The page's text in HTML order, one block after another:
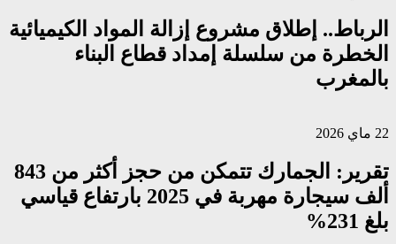
الرباط.. إطلاق مشروع إزالة المواد الكيميائية
الخطرة من سلسلة إمداد قطاع البناء
بالمغرب
22 ماي 2026
تقرير: الجمارك تتمكن من حجز أكثر من 843
ألف سيجارة مهربة في 2025 بارتفاع قياسي
بلغ 231%